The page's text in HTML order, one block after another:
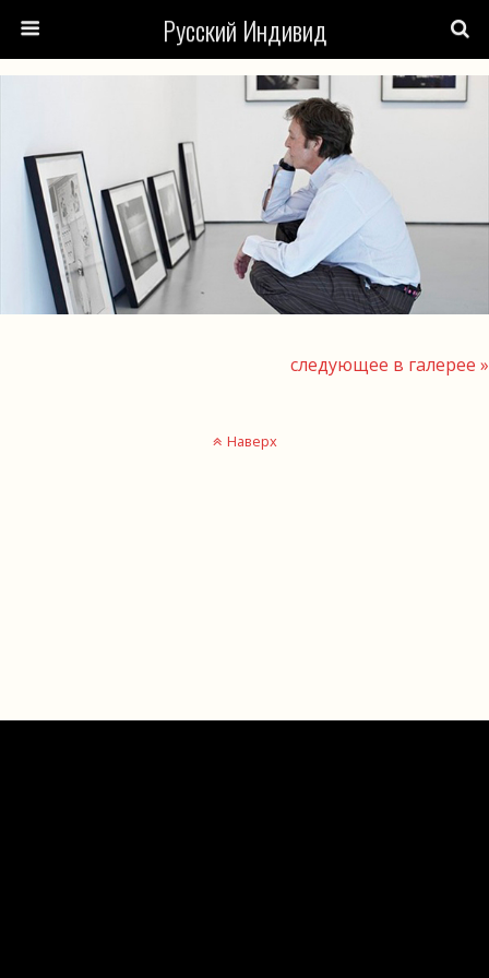
Русский Индивид
следующее в галерее »
Наверх